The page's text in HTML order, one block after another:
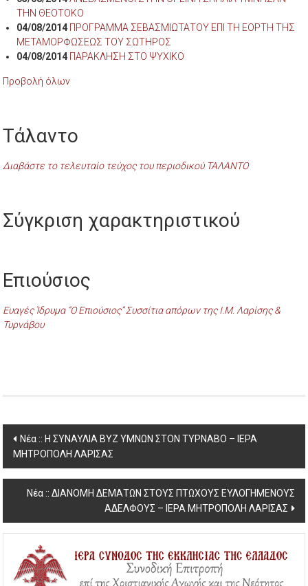
ΤΗΝ ΘΕΟΤΟΚΟ
04/08/2014 ΠΡΟΓΡΑΜΜΑ ΣΕΒΑΣΜΙΩΤΑΤΟΥ ΕΠΙ ΤΗ ΕΟΡΤΗ ΤΗΣ
ΜΕΤΑΜΟΡΦΩΣΕΩΣ ΤΟΥ ΣΩΤΗΡΟΣ
04/08/2014 ΠΑΡΑΚΛΗΣΗ ΣΤΟ ΨΥΧΙΚΟ
Προβολή όλων
Τάλαντο
Διαβάστε το τελευταίο τεύχος του περιοδικού ΤΑΛΑΝΤΟ
Σύγκριση χαρακτηριστικού
Επιούσιος
Ευαγές Ίδρυμα “Ο Επιούσιος” Συσσίτια απόρων της Ι.Μ. Λαρίσης &
Τυρνάβου
Post
navigation
Νέα :: Η ΣΥΝΑΥΛΙΑ ΒΥΖ ΥΜΝΩΝ ΣΤΟΝ ΤΥΡΝΑΒΟ – ΙΕΡΑ
ΜΗΤΡΟΠΟΛΗ ΛΑΡΙΣΑΣ
Νέα :: ΔΙΑΝΟΜΗ ΔΕΜΑΤΩΝ ΣΤΟΥΣ ΠΤΩΧΟΥΣ ΕΥΛΟΓΗΜΕΝΟΥΣ
ΑΔΕΛΦΟΥΣ – ΙΕΡΑ ΜΗΤΡΟΠΟΛΗ ΛΑΡΙΣΑΣ